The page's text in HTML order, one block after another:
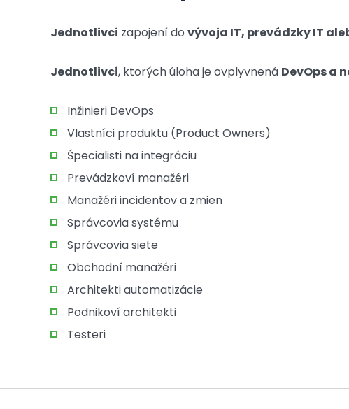
Jednotlivci zapojení do vývoja IT, prevádzky IT
Jednotlivci, ktorých úloha je ovplyvnená DevOps a
Inžinieri DevOps
Vlastníci produktu (Product Owners)
Špecialisti na integráciu
Prevádzkoví manažéri
Manažéri incidentov a zmien
Správcovia systému
Správcovia siete
Obchodní manažéri
Architekti automatizácie
Podnikoví architekti
Testeri